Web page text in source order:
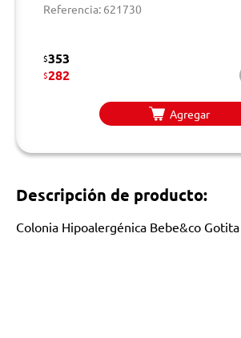
Referencia: 621730
$353
$282
Agregar
Descripción de producto:
Colonia Hipoalergénica Bebe&co